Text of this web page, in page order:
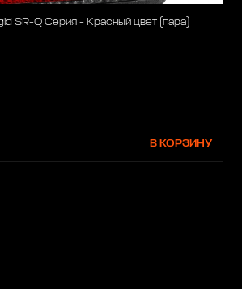
SR-Q Серия - Красный цвет (пара)
В КОРЗИНУ